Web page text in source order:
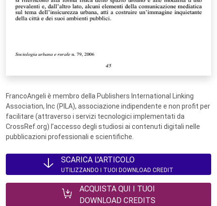
FrancoAngeli è membro della Publishers International Linking
Association, Inc (PILA), associazione indipendente e non profit per
facilitare (attraverso i servizi tecnologici implementati da
CrossRef.org) l’accesso degli studiosi ai contenuti digitali nelle
pubblicazioni professionali e scientifiche.
SCARICA L'ARTICOLO
UTILIZZANDO I TUOI DOWNLOAD CREDIT
ACQUISTA QUI I TUOI
DOWNLOAD CREDITS